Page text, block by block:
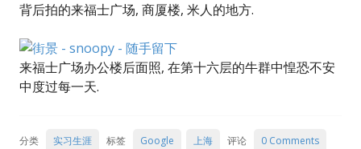
背后拍的来福士广场, 商厦楼, 米人的地方.
来福士广场办公楼后面照, 在第十六层的牛群中惶恐不安
中度过每一天.
分类 实习生涯 标签 Google 上海 评论 0 Comments